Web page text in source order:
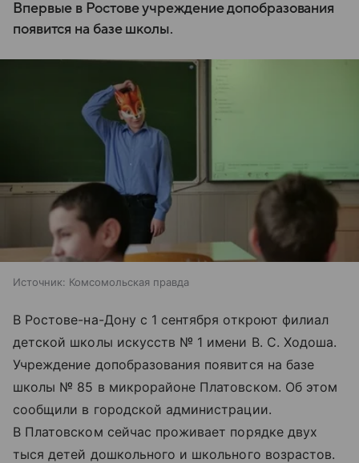
Впервые в Ростове учреждение допобразования
появится на базе школы.
Источник: Комсомольская правда
В Ростове-на-Дону с 1 сентября откроют филиал
детской школы искусств № 1 имени В. С. Ходоша.
Учреждение допобразования появится на базе
школы № 85 в микрорайоне Платовском. Об этом
сообщили в городской администрации.
В Платовском сейчас проживает порядке двух
тыся детей дошкольного и школьного возрастов.